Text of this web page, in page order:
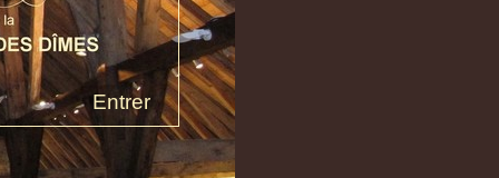
Entrer